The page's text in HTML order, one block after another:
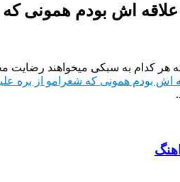
اش بودم همونی
هر کدام به سبکی میخواهند رضایت
اش بودم همونی که شعرامو از بره